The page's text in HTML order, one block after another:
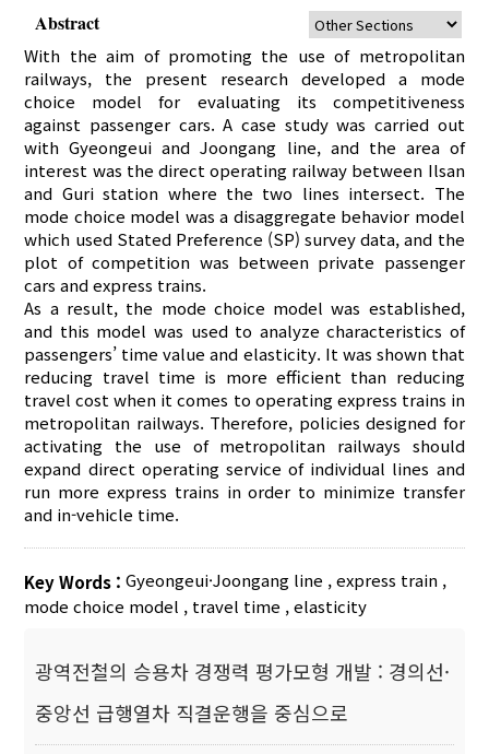
Abstract
With the aim of promoting the use of metropolitan
railways, the present research developed a mode
choice model for evaluating its competitiveness
against passenger cars. A case study was carried out
with Gyeongeui and Joongang line, and the area of
interest was the direct operating railway between Ilsan
and Guri station where the two lines intersect. The
mode choice model was a disaggregate behavior model
which used Stated Preference (SP) survey data, and the
plot of competition was between private passenger
cars and express trains.
As a result, the mode choice model was established,
and this model was used to analyze characteristics of
passengers’ time value and elasticity. It was shown that
reducing travel time is more efficient than reducing
travel cost when it comes to operating express trains in
metropolitan railways. Therefore, policies designed for
activating the use of metropolitan railways should
expand direct operating service of individual lines and
run more express trains in order to minimize transfer
and in-vehicle time.
Key Words :Gyeongeui·Joongang line ,express train ,
mode choice model , travel time ,elasticity
광역전철의 승용차 경쟁력 평가모형 개발 : 경의선·
중앙선 급행열차 직결운행을 중심으로